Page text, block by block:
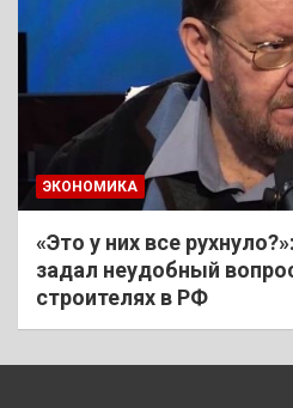
ЭКОНОМИКА
«Это у них все
задал неудобный
строителях в РФ